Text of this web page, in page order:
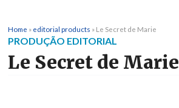
Home » editorial products » Le Secret de Marie
PRODUÇÃO EDITORIAL
Le Secret de Marie